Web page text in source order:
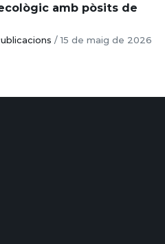
amb pòsits de
/15 de maig de 2026